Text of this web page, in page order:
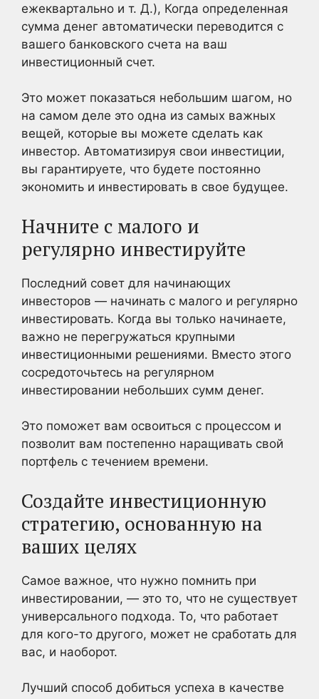
ежеквартально и т. Д.), Когда определенная
сумма денег автоматически переводится с
вашего банковского счета на ваш
инвестиционный счет.
Это может показаться небольшим шагом, но
на самом деле это одна из самых важных
вещей, которые вы можете сделать как
инвестор. Автоматизируя свои инвестиции,
вы гарантируете, что будете постоянно
экономить и инвестировать в свое будущее.
Начните с малого и
регулярно инвестируйте
Последний совет для начинающих
инвесторов — начинать с малого и регулярно
инвестировать. Когда вы только начинаете,
важно не перегружаться крупными
инвестиционными решениями. Вместо этого
сосредоточьтесь на регулярном
инвестировании небольших сумм денег.
Это поможет вам освоиться с процессом и
позволит вам постепенно наращивать свой
портфель с течением времени.
Создайте инвестиционную
стратегию, основанную на
ваших целях
Самое важное, что нужно помнить при
инвестировании, — это то, что не существует
универсального подхода. То, что работает
для кого-то другого, может не сработать для
вас, и наоборот.
Лучший способ добиться успеха в качестве